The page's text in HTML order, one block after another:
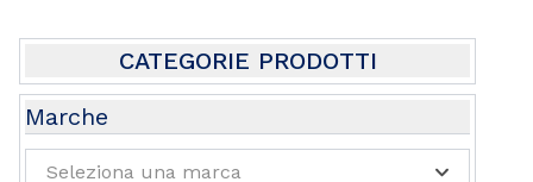
Contatti
CATEGORIE PRODOTTI
Abbigliamento e Sport
Attrezzature e Allestimenti Coperta
Marche
Seleziona una marca